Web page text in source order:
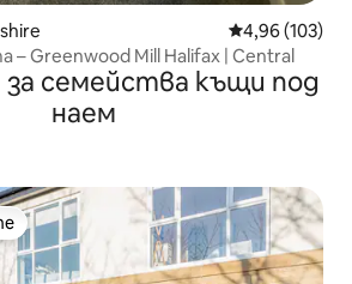
Средна
4,96 (103)
– Greenwood Mill Halifax | Central
семейства къщи под
наем